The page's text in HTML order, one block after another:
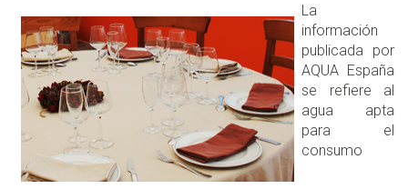
La
información
publicada por
AQUA España
se refiere al
agua apta
para el
consumo